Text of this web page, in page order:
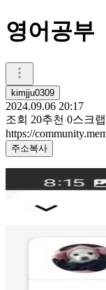
영어공부
kimjju0309
2024.09.06 20:17
조회 20추천 0스크랩
https://
주소복사